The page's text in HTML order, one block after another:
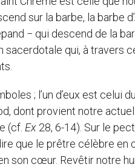
sur la barbe, la barbe
− qui descend de la
sacerdotale qui, à travers
; l’un d’eux est celui
dont provient notre
(cf. Ex 28, 6-14). Sur le
que le prêtre célèbre
son cœur. Revêtir notre